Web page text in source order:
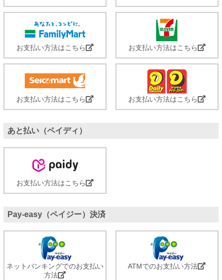
お支払い方法はこちら お支払い方法はこちら
お支払い方法はこちら お支払い方法はこちら
あと払い（ペイディ）
お支払い方法はこちら
Pay-easy（ペイジー）決済
ネットバンキングでのお支払い
方法
ATMでのお支払い方法